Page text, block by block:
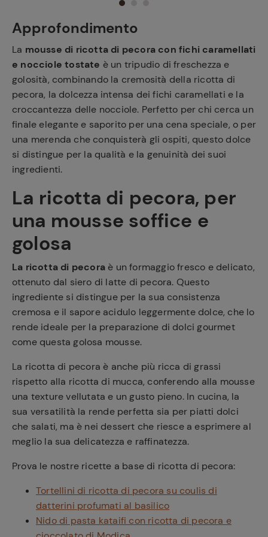
Approfondimento
La mousse di ricotta di pecora con fichi caramellati
e nocciole tostate è un tripudio di freschezza e
golosità, combinando la cremosità della ricotta di
pecora, la dolcezza intensa dei fichi caramellati e la
croccantezza delle nocciole. Perfetto per chi cerca un
finale elegante e saporito per una cena speciale, o per
una merenda che conquisterà gli ospiti, questo dolce
si distingue per la qualità e la genuinità dei suoi
ingredienti.
La ricotta di pecora, per
una mousse soffice e
golosa
La ricotta di pecora è un formaggio fresco e delicato,
ottenuto dal siero di latte di pecora. Questo
ingrediente si distingue per la sua consistenza
cremosa e il sapore acidulo leggermente dolce, che lo
rende ideale per la preparazione di dolci gourmet
come questa golosa mousse.
La ricotta di pecora è anche più ricca di grassi
rispetto alla ricotta di mucca, conferendo alla mousse
una texture vellutata e un gusto pieno. In cucina, la
sua versatilità la rende perfetta sia per piatti dolci
che salati, ma è nei dessert che riesce a esprimere al
meglio la sua delicatezza e raffinatezza.
Prova le nostre ricette a base di ricotta di pecora:
Tortellini di ricotta di pecora su coulis di
datterini profumati al basilico
Nido di pasta kataifi con ricotta di pecora e